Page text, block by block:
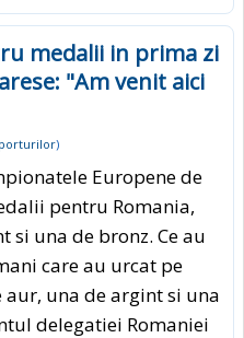
medalii in prima zi
"Am venit aici
)
Europene de
pentru Romania,
si una de bronz. Ce au
care au urcat pe
una de argint si una
delegatiei Romaniei